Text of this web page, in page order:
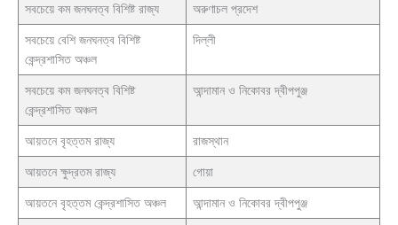
সবচেয়ে কম জনঘনত্ব বিশিষ্ট রাজ্য অরুণাচল প্রদেশ
সবচেয়ে বেশি জনঘনত্ব বিশিষ্ট
কেন্দ্রশাসিত অঞ্চল
দিল্লী
সবচেয়ে কম জনঘনত্ব বিশিষ্ট
কেন্দ্রশাসিত অঞ্চল
আন্দামান ও নিকোবর দ্বীপপুঞ্জ
আয়তনে বৃহত্তম রাজ্য রাজস্থান
আয়তনে ক্ষুদ্রতম রাজ্য গোয়া
আয়তনে বৃহত্তম কেন্দ্রশাসিত অঞ্চল আন্দামান ও নিকোবর দ্বীপপুঞ্জ